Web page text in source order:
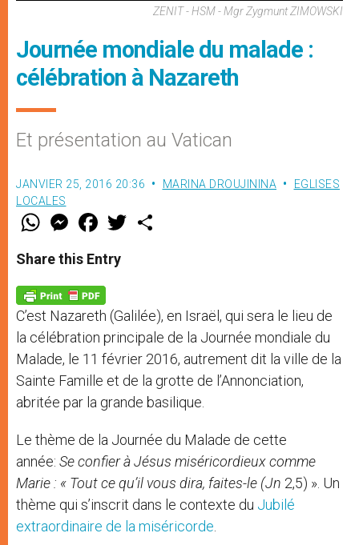
ZENIT - HSM - Mgr Zygmunt ZIMOWSKI
Journée mondiale du malade :
célébration à Nazareth
Et présentation au Vatican
JANVIER 25, 2016 20:36 MARINA DROUJININA
EGLISES
LOCALES
W
t
s
p
p
M
e
s
e
g
e
r
F
a
e
b
o
k
w
Share this Entry
C’est Nazareth (Galilée), en Israël, qui sera le lieu de
la célébration principale de la Journée mondiale du
Malade, le 11 février 2016, autrement dit la ville de la
Sainte Famille et de la grotte de l’Annonciation,
abritée par la grande basilique.
Le thème de la Journée du Malade de cette
année: Se confier à Jésus miséricordieux comme
Marie : « Tout ce qu’il vous dira, faites-le (Jn 2,5) ». Un
thème qui s’inscrit dans le contexte du Jubilé
extraordinaire de la miséricorde.